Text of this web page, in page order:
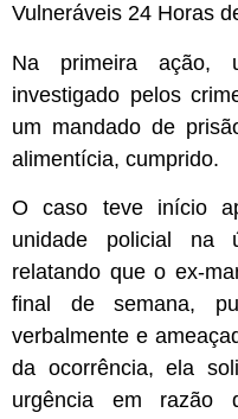
Vulneráveis 24 Horas
Na primeira ação,
investigado pelos
um mandado de
alimentícia, cumprido.
O caso teve início
unidade policial na
relatando que o ex-
final de semana,
verbalmente e
da ocorrência, ela
urgência em razão